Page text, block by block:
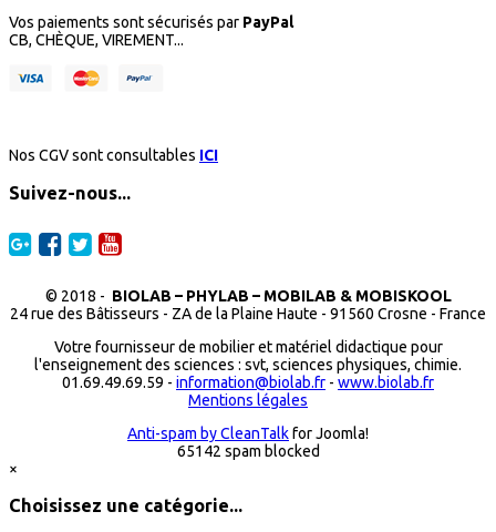
Vos paiements sont sécurisés par PayPal
CB, CHÈQUE, VIREMENT...
Nos CGV sont consultables ICI
Suivez-nous...
© 2018 - BIOLAB – PHYLAB – MOBILAB & MOBISKOOL
24 rue des Bâtisseurs - ZA de la Plaine Haute - 91560 Crosne - France
Votre fournisseur de mobilier et matériel didactique pour
l'enseignement des sciences : svt, sciences physiques, chimie.
01.69.49.69.59 - information@biolab.fr - www.biolab.fr
Mentions légales
Anti-spam by CleanTalkfor Joomla!
65142 spam blocked
×
Choisissez une catégorie...